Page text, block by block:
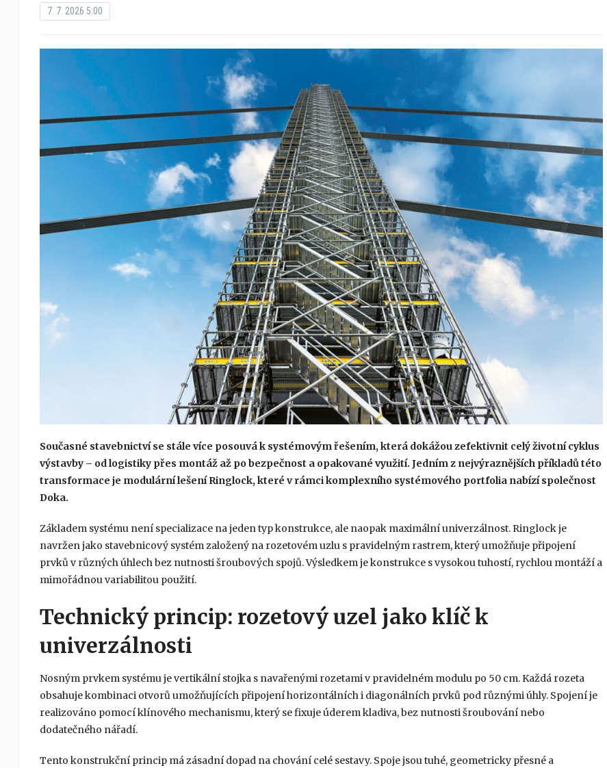
7. 7. 2026 5:00
Současné stavebnictví se stále více posouvá k systémovým řešením, která dokážou zefektivnit celý životní cyklus
výstavby – od logistiky přes montáž až po bezpečnost a opakované využití. Jedním z nejvýraznějších příkladů této
transformace je modulární lešení Ringlock, které v rámci komplexního systémového portfolia nabízí společnost
Doka.
Základem systému není specializace na jeden typ konstrukce, ale naopak maximální univerzálnost. Ringlock je
navržen jako stavebnicový systém založený na rozetovém uzlu s pravidelným rastrem, který umožňuje připojení
prvků v různých úhlech bez nutnosti šroubových spojů. Výsledkem je konstrukce s vysokou tuhostí, rychlou montáží a
mimořádnou variabilitou použití.
Technický princip: rozetový uzel jako klíč k
univerzálnosti
Nosným prvkem systému je vertikální stojka s navařenými rozetami v pravidelném modulu po 50 cm. Každá rozeta
obsahuje kombinaci otvorů umožňujících připojení horizontálních i diagonálních prvků pod různými úhly. Spojení je
realizováno pomocí klínového mechanismu, který se fixuje úderem kladiva, bez nutnosti šroubování nebo
dodatečného nářadí.
Tento konstrukční princip má zásadní dopad na chování celé sestavy. Spoje jsou tuhé, geometricky přesné a